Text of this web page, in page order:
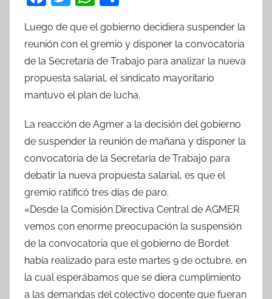
c
e
b
o
k
itt
er
at
s
A
p
m
p
ar
tir
Luego de que el gobierno decidiera suspender la
reunión con el gremio y disponer la convocatoria
de la Secretaría de Trabajo para analizar la nueva
propuesta salarial, el sindicato mayoritario
mantuvo el plan de lucha.
La reacción de Agmer a la decisión del gobierno
de suspender la reunión de mañana y disponer la
convocatoria de la Secretaría de Trabajo para
debatir la nueva propuesta salarial, es que el
gremio ratificó tres días de paro.
«Desde la Comisión Directiva Central de AGMER
vemos con enorme preocupación la suspensión
de la convocatoria que el gobierno de Bordet
había realizado para este martes 9 de octubre, en
la cual esperábamos que se diera cumplimiento
a las demandas del colectivo docente que fueran